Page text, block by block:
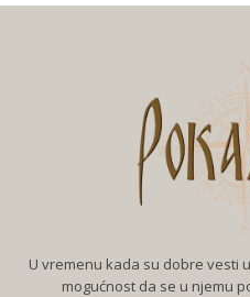
U vremenu kada su dobre vesti
mogućnost da se u njemu